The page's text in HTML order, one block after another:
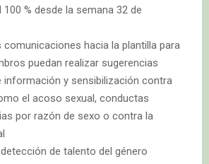
% desde la semana 32 de
comunicaciones hacia la plantilla para
puedan realizar sugerencias
información y sensibilización contra
el acoso sexual, conductas
por razón de sexo o contra la
de talento del género